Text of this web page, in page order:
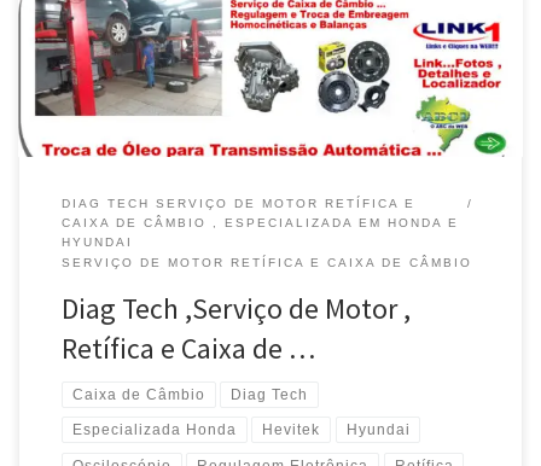
, Limpesa de TBI é na Diag Tech em Valparaíso de Goiás / GO Na
Diag Tech , Regulagem do Motor com Osciloscópio em […]
DIAG TECH SERVIÇO DE MOTOR RETÍFICA E
CAIXA DE CÂMBIO , ESPECIALIZADA EM HONDA E
HYUNDAI
SERVIÇO DE MOTOR RETÍFICA E CAIXA DE CÂMBIO
Diag Tech ,Serviço de Motor ,
Retífica e Caixa de …
Caixa de Câmbio Diag Tech
Especializada Honda Hevitek Hyundai